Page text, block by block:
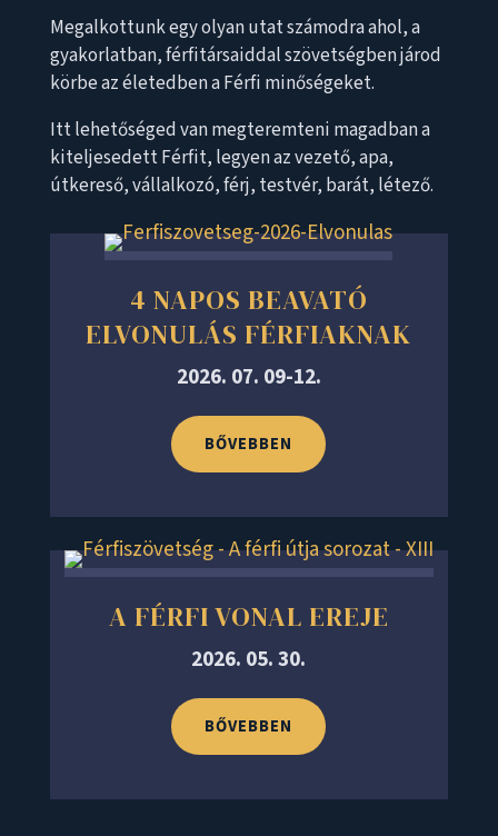
Megalkottunk egy olyan utat számodra ahol, a
gyakorlatban, férfitársaiddal szövetségben járod
körbe az életedben a Férfi minőségeket.
Itt lehetőséged van megteremteni magadban a
kiteljesedett Férfit, legyen az vezető, apa,
útkereső, vállalkozó, férj, testvér, barát, létező.
4 NAPOS BEAVATÓ
ELVONULÁS FÉRFIAKNAK
2026. 07. 09-12.
BŐVEBBEN
A FÉRFI VONAL EREJE
2026. 05. 30.
BŐVEBBEN